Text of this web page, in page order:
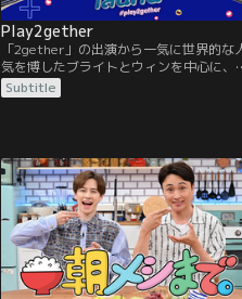
Play2gether
「2gether」の出演から一気に世界的な
気を博したブライトとウィンを中心に、
ラマの共演者も出演するトーク番組。ドラ
マの楽曲を再現する演奏シーンも見どころ
Subtitle